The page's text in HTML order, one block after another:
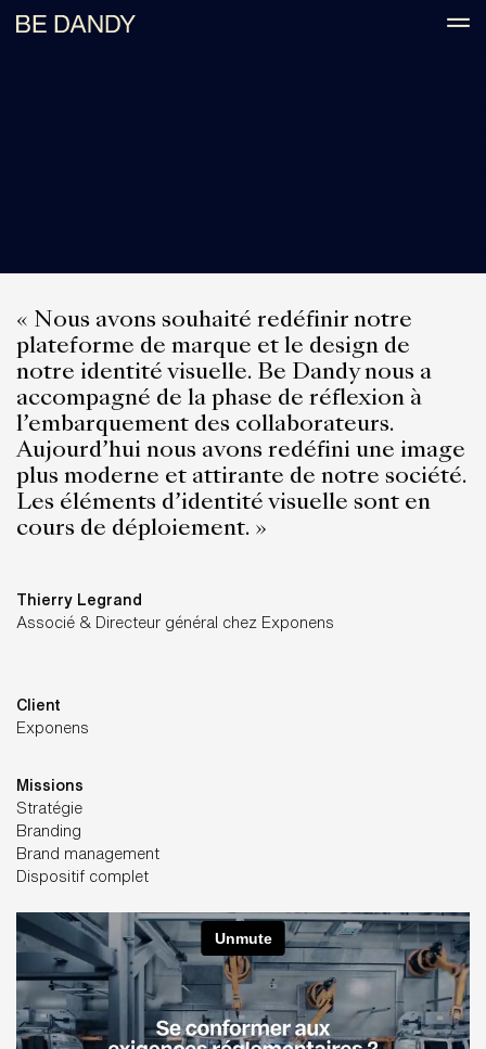
« Nous avons souhaité redéfinir notre
plateforme de marque et le design de
notre identité visuelle. Be Dandy nous a
accompagné de la phase de réflexion à
l’embarquement des collaborateurs.
Aujourd’hui nous avons redéfini une image
plus moderne et attirante de notre société.
Les éléments d’identité visuelle sont en
cours de déploiement. »
Thierry Legrand
Associé & Directeur général chez Exponens
Client
Exponens
Missions
Stratégie
Branding
Brand management
Dispositif complet